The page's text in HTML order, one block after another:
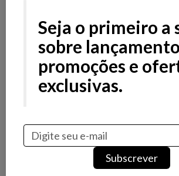
Preço
Stock
Novidade
Seja o primeiro a
sobre
promoções e
exclusivas.
Subscrever